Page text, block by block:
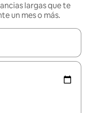
largas que te
un mes o más.
podrás navegar